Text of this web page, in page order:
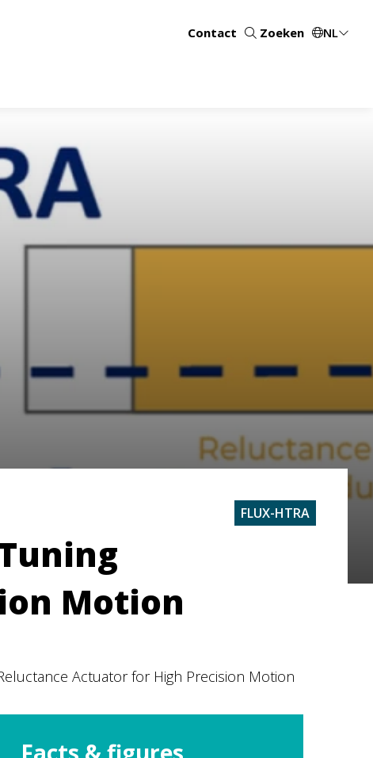
Contact Zoeken NL
FLUX-HTRA
Motion
Actuator for High Precision Motion